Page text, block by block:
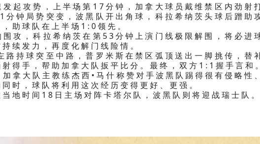
起攻势，上半场第17分钟，加拿大球员戴维禁区内劲射
分钟局势突变，波黑队开出角球，科拉希纳茨头球后蹭助
助球队在上半场1:0领先。
攻，科拉希纳茨在第53分钟上演门线极限解围，将必进
续发力，再度化解门线险情。
路持球突至中路，普罗米斯在禁区弧顶送出一脚挑传，替
得手，帮助加拿大队扳平比分。最终，双方1:1握手言和
拿大队主教练杰西•马什称赞对手波黑队踢得很有侵略性
时，球队将利用这次经历变得更好、更强。
地时间18日主场对阵卡塔尔队，波黑队则将迎战瑞士队